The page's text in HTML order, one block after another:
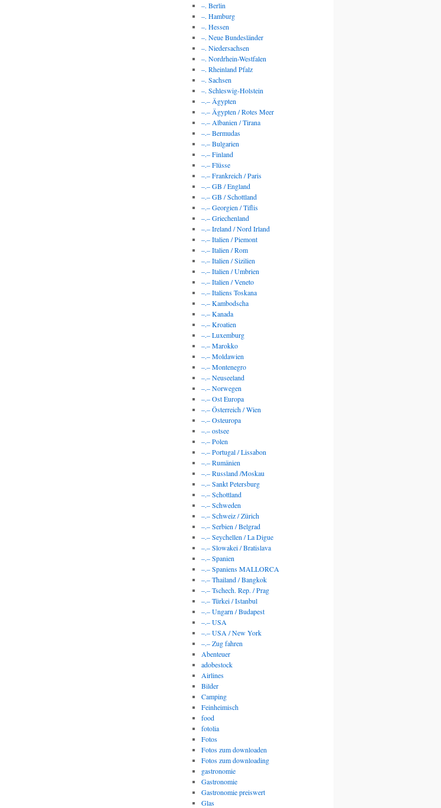
–. Berlin
–. Hamburg
–. Hessen
–. Neue Bundesländer
–. Niedersachsen
–. Nordrhein-Westfalen
–. Rheinland Pfalz
–. Sachsen
–. Schleswig-Holstein
–.– Ägypten
–.– Ägypten / Rotes Meer
–.– Albanien / Tirana
–.– Bermudas
–.– Bulgarien
–.– Finland
–.– Flüsse
–.– Frankreich / Paris
–.– GB / England
–.– GB / Schottland
–.– Georgien / Tiflis
–.– Griechenland
–.– Ireland / Nord Irland
–.– Italien / Piemont
–.– Italien / Rom
–.– Italien / Sizilien
–.– Italien / Umbrien
–.– Italien / Veneto
–.– Italiens Toskana
–.– Kambodscha
–.– Kanada
–.– Kroatien
–.– Luxemburg
–.– Marokko
–.– Moldawien
–.– Montenegro
–.– Neuseeland
–.– Norwegen
–.– Ost Europa
–.– Österreich / Wien
–.– Osteuropa
–.– ostsee
–.– Polen
–.– Portugal / Lissabon
–.– Rumänien
–.– Russland /Moskau
–.– Sankt Petersburg
–.– Schottland
–.– Schweden
–.– Schweiz / Zürich
–.– Serbien / Belgrad
–.– Seychellen / La Digue
–.– Slowakei / Bratislava
–.– Spanien
–.– Spaniens MALLORCA
–.– Thailand / Bangkok
–.– Tschech. Rep. / Prag
–.– Türkei / Istanbul
–.– Ungarn / Budapest
–.– USA
–.– USA / New York
–.– Zug fahren
Abenteuer
adobestock
Airlines
Bilder
Camping
Feinheimisch
food
fotolia
Fotos
Fotos zum downloaden
Fotos zum downloading
gastronomie
Gastronomie
Gastronomie preiswert
Glas